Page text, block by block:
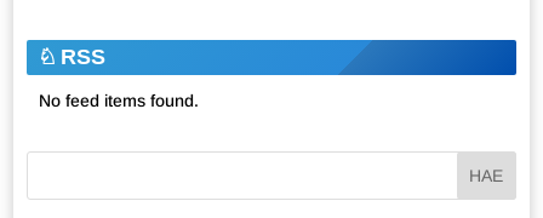
RSS
No feed items found.